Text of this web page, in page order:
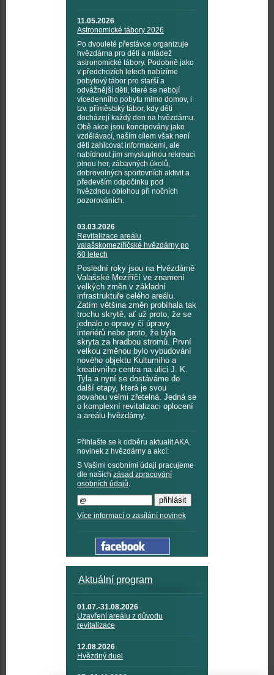
11.05.2026
Astronomické tábory 2026
Po dvouleté přestávce organizuje
hvězdárna pro děti a mládež
astronomické tábory. Podobně jako
v předchozích letech nabízíme
pobytový tábor pro starší a
odvážnější děti, které se nebojí
vícedenního pobytu mimo domov, i
tzv. příměstský tábor, kdy děti
docházejí každý den na hvězdárnu.
Obě akce jsou koncipovány jako
vzdělávací, naším cílem však není
děti zahlcovat informacemi, ale
nabídnout jim smysluplnou rekreaci
plnou her, zábavných úkolů,
dobrovolných sportovních aktivit a
především odpočinku pod
hvězdnou oblohou při nočních
pozorováních.
03.03.2026
Revitalizace areálu
valašskomeziříčské hvězdárny po
60 letech
Poslední roky jsou na Hvězdárně
Valašské Meziříčí ve znamení
velkých změn v základní
infrastruktuře celého areálu.
Zatím většina změn probíhala tak
trochu skrytě, ať už proto, že se
jednalo o opravy či úpravy
interiérů nebo proto, že byla
skryta za hradbou stromů. První
velkou změnou bylo vybudování
nového objektu Kulturního a
kreativního centra na ulici J. K.
Tyla a nyní se dostáváme do
další etapy, která je svou
povahou velmi zřetelná. Jedná se
o komplexní revitalizaci oplocení
a areálu hvězdárny.
Přihlašte se k odběru aktualit AKA,
novinek z hvězdárny a akcí:
S Vašimi osobními údaji pracujeme
dle našich zásad zpracování
osobních údajů.
Více informací o zasílání novinek
Aktuální program
01.07.-31.08.2026
Uzavření areálu z důvodu
revitalizace
12.08.2026
Hvězdný duel